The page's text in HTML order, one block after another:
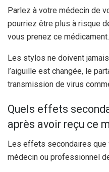
Parlez à votre médecin de
pourriez être plus à risque
vous prenez ce médicament.
Les stylos ne doivent
l’aiguille est changée, le
transmission de virus
Quels effets
après avoir reçu ce
Les effets secondaires que
médecin ou professionnel